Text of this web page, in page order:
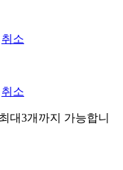
취소
취소
대3개까지 가능합니